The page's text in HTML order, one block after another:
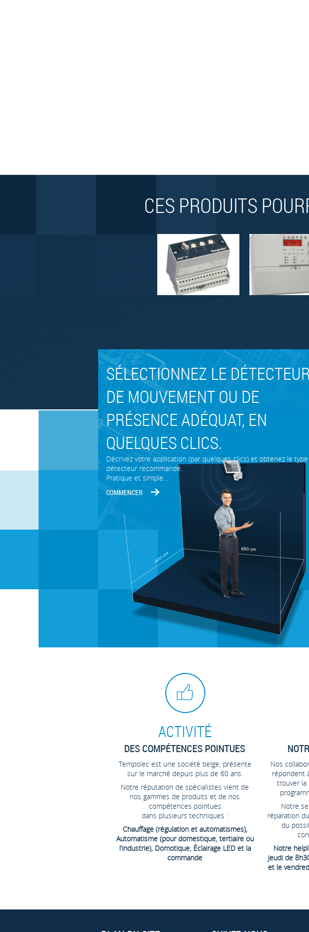
CES PRODUITS
SÉLECTIONNEZ LE
DE MOUVEMENT OU DE
PRÉSENCE ADÉQUAT, EN
QUELQUES CLICS.
Décrivez votre application (par quelques clics) et obtenez le
détecteur recommandé.
Pratique et simple…
COMMENCER
ACTIVITÉ
DES COMPÉTENCES POINTUES
Tempolec est une société belge, présente
sur le marché depuis plus de 60 ans.
Notre réputation de spécialistes vient de
nos gammes de produits et de nos
compétences pointues
dans plusieurs techniques :
Chauffage (régulation et automatismes),
Automatisme (pour domestique, tertiaire ou
l’industrie), Domotique, Éclairage LED et la
commande
Nos
répondent
trouver la
Notre
réparation
du
Notre
jeudi de
et le